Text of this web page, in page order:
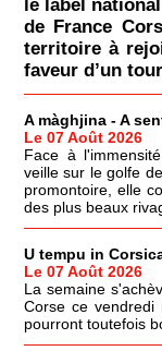
le label
de France
territoire à
faveur d’un
A màghjina - A
Le 07 Août 2026
Face à
veille sur le golfe
promontoire, elle
des plus beaux
U tempu in
Le 07 Août 2026
La semaine
Corse ce vendredi
pourront toutefois